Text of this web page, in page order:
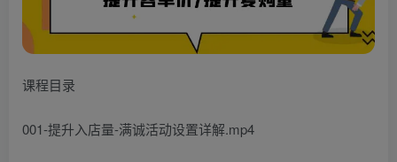
课程目录
001-提升入店量-满诚活动设置详解.mp4